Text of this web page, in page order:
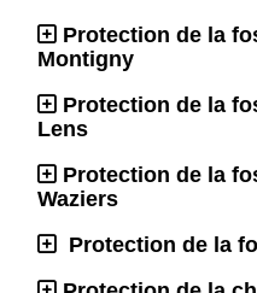
Protection de la
Montigny
Protection de la
Lens
Protection de la
Waziers
Protection de la